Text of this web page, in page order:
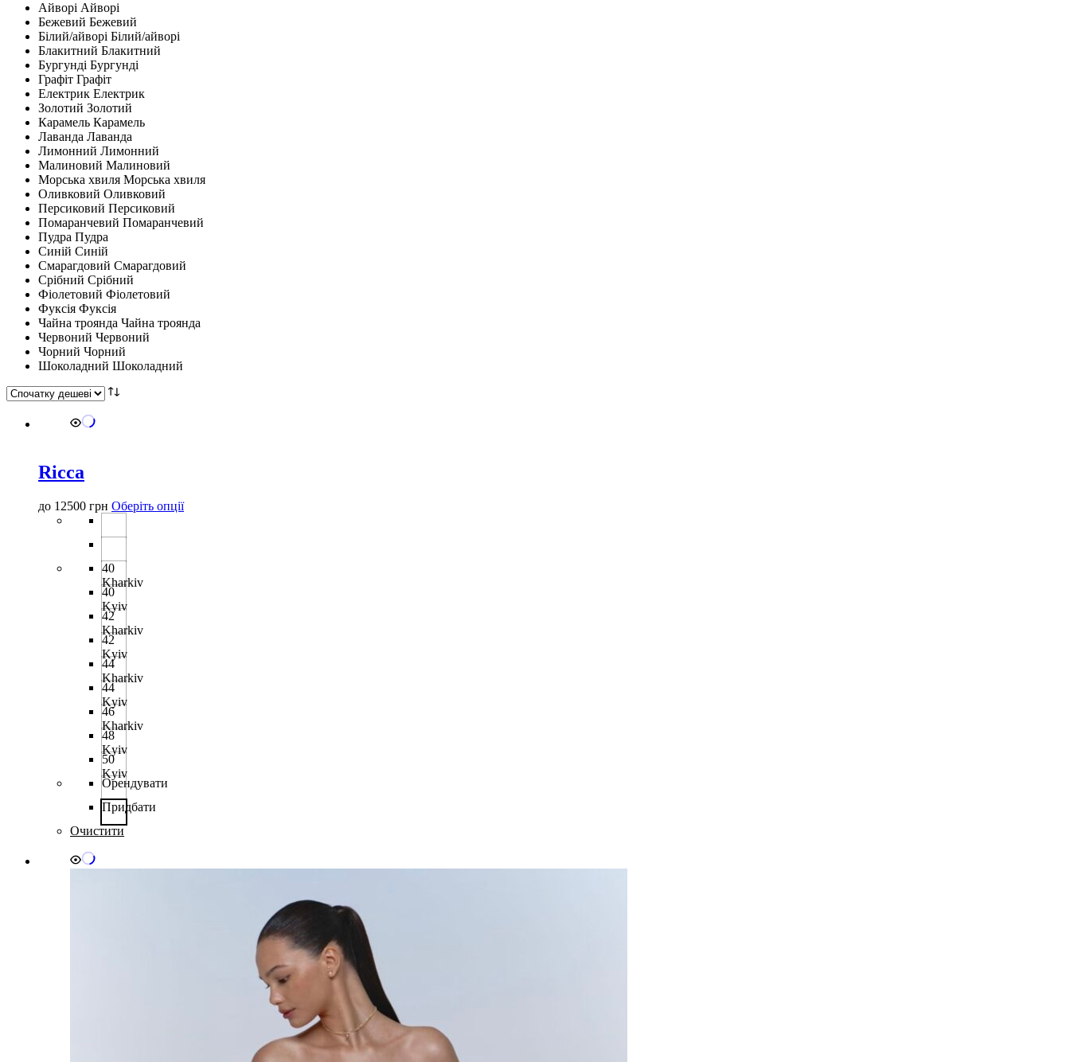
Айворі Айворі
Бежевий Бежевий
Білий/айворі Білий/айворі
Блакитний Блакитний
Бургунді Бургунді
Графіт Графіт
Електрик Електрик
Золотий Золотий
Карамель Карамель
Лаванда Лаванда
Лимонний Лимонний
Малиновий Малиновий
Морська хвиля Морська хвиля
Оливковий Оливковий
Персиковий Персиковий
Помаранчевий Помаранчевий
Пудра Пудра
Синій Синій
Смарагдовий Смарагдовий
Срібний Срібний
Фіолетовий Фіолетовий
Фуксія Фуксія
Чайна троянда Чайна троянда
Червоний Червоний
Чорний Чорний
Шоколадний Шоколадний
Ricca
до 12500 грн Оберіть опціїЦей
40
Kharkiv
40
Kyiv
42
Kharkiv
42
Kyiv
44
Kharkiv
44
Kyiv
46
Kharkiv
48
Kyiv
50
Kyiv
Орендувати
Придбати
Очистити